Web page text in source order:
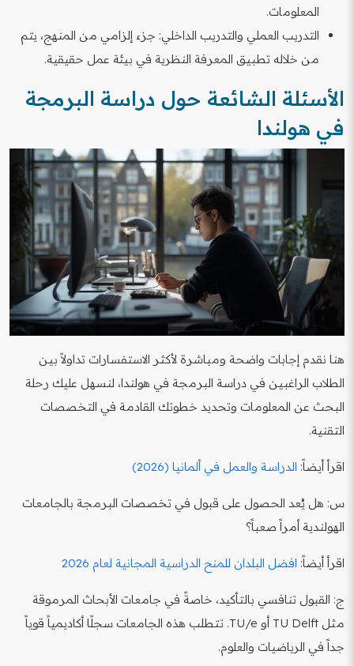
المعلومات.
التدريب العملي والتدريب الداخلي: جزء إلزامي من المنهج، يتم
من خلاله تطبيق المعرفة النظرية في بيئة عمل حقيقية.
الأسئلة الشائعة حول دراسة البرمجة
في هولندا
هنا نقدم إجابات واضحة ومباشرة لأكثر الاستفسارات تداولاً بين
الطلاب الراغبين في دراسة البرمجة في هولندا، لنسهل عليك رحلة
البحث عن المعلومات وتحديد خطوتك القادمة في التخصصات
التقنية.
اقرأ أيضاً: الدراسة والعمل في ألمانيا (2026)
س: هل يُعد الحصول على قبول في تخصصات البرمجة بالجامعات
الهولندية أمراً صعباً؟
اقرأ أيضاً: افضل البلدان للمنح الدراسية المجانية لعام 2026
ج: القبول تنافسي بالتأكيد، خاصةً في جامعات الأبحاث المرموقة
مثل TU Delft أو TU/e. تتطلب هذه الجامعات سجلًا أكاديمياً قوياً
جداً في الرياضيات والعلوم.